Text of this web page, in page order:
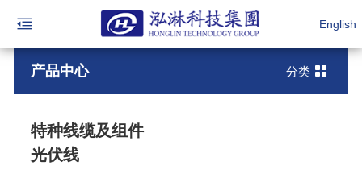
English
产品中心 分类
特种线缆及组件
光伏线